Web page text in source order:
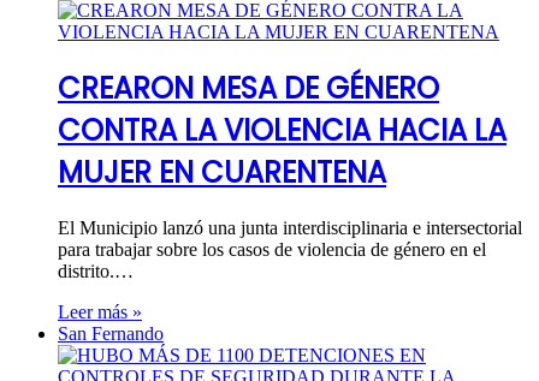
CREARON MESA DE GÉNERO
CONTRA LA VIOLENCIA HACIA LA
MUJER EN CUARENTENA
El Municipio lanzó una junta interdisciplinaria e intersectorial
para trabajar sobre los casos de violencia de género en el
distrito.…
Leer más »
San Fernando